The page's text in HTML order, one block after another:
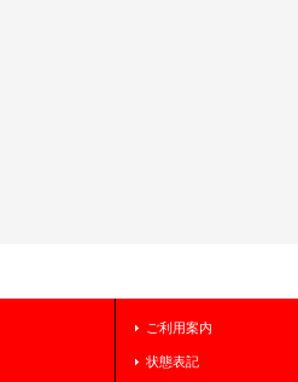
ご利用案内
状態表記